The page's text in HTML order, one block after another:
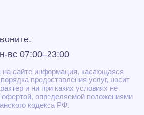
вс 07:00–23:00
на сайте информация, касающаяся
предоставления услуг, носит
и ни при каких условиях не
офертой, определяемой положениями
кодекса РФ.